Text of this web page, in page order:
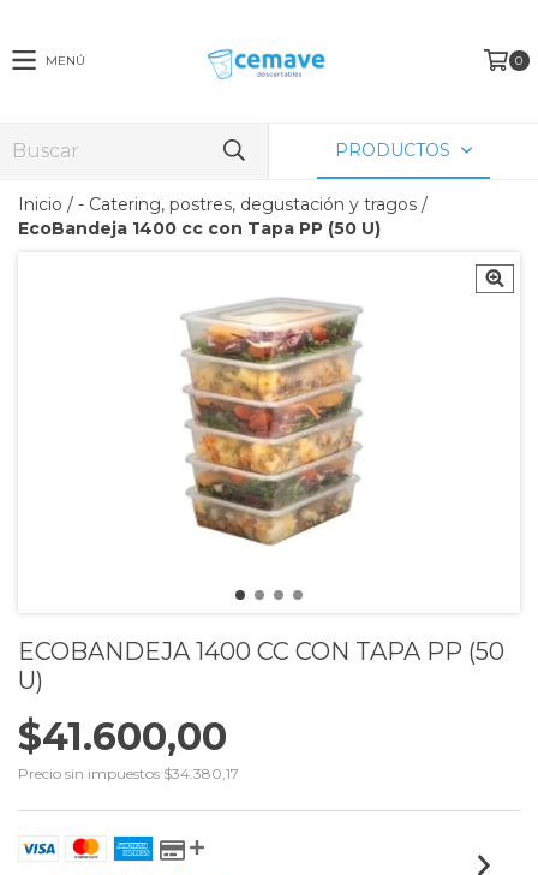
MENÚ 0
PRODUCTOS
Inicio / - Catering, postres, degustación y tragos /
EcoBandeja 1400 cc con Tapa PP (50 U)
ECOBANDEJA 1400 CC CON TAPA PP (50
U)
$41.600,00
Precio sin impuestos $34.380,17